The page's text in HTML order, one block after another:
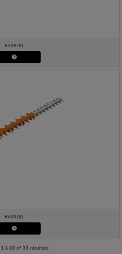
€439.00
€449.00
1 à 33of 33résultats